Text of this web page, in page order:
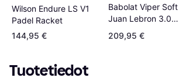
Wilson Endure LS V1
Padel Racket
144,95 €
Babolat Viper Soft
Juan Lebron 3.0
Padelracket
209,95 €
Tuotetiedot